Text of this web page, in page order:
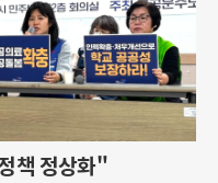
책 정상화"